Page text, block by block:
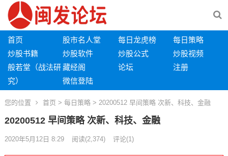
首页 股市名人堂 每日龙虎榜
每日策略
炒股书籍
炒股软件 炒股公式
炒股视频
般若堂（战法研
究）
藏经阁 论坛
注册
微信登陆
您的位置 首页 > 每日策略 > 20200512 早间策略 次新、科技、金融
20200512 早间策略 次新、科技、金融
2020年5月12日 8:29 阅读(2,374) 评论(1)